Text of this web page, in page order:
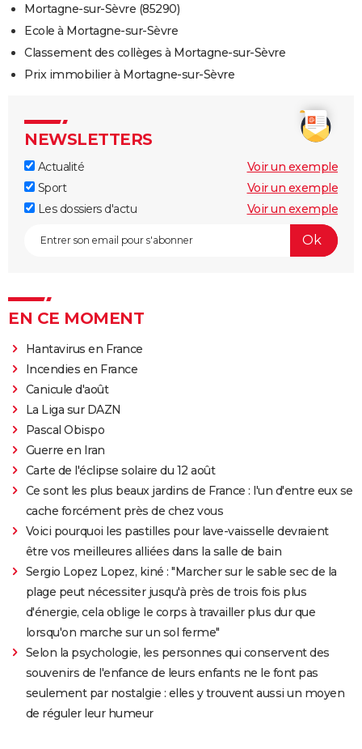
Mortagne-sur-Sèvre (85290)
Ecole à Mortagne-sur-Sèvre
Classement des collèges à Mortagne-sur-Sèvre
Prix immobilier à Mortagne-sur-Sèvre
NEWSLETTERS
Actualité
Voir un exemple
Sport
Voir un exemple
Les dossiers d'actu
Voir un exemple
EN CE MOMENT
Hantavirus en France
Incendies en France
Canicule d'août
La Liga sur DAZN
Pascal Obispo
Guerre en Iran
Carte de l'éclipse solaire du 12 août
Ce sont les plus beaux jardins de France : l'un d'entre eux se
cache forcément près de chez vous
Voici pourquoi les pastilles pour lave-vaisselle devraient
être vos meilleures alliées dans la salle de bain
Sergio Lopez Lopez, kiné : "Marcher sur le sable sec de la
plage peut nécessiter jusqu'à près de trois fois plus
d'énergie, cela oblige le corps à travailler plus dur que
lorsqu'on marche sur un sol ferme"
Selon la psychologie, les personnes qui conservent des
souvenirs de l'enfance de leurs enfants ne le font pas
seulement par nostalgie : elles y trouvent aussi un moyen
de réguler leur humeur